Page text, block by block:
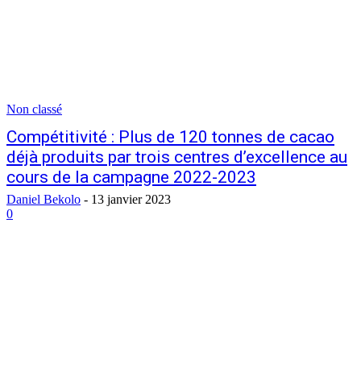
Non classé
Compétitivité : Plus de 120 tonnes de cacao
déjà produits par trois centres d’excellence au
cours de la campagne 2022-2023
Daniel Bekolo - 13 janvier 2023
0